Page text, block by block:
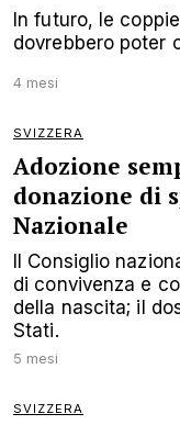
In futuro, le
dovrebbero poter
4 mesi
SVIZZERA
Adozione
donazione di
Nazionale
Il Consiglio
di convivenza e
della nascita; il
Stati.
5 mesi
SVIZZERA